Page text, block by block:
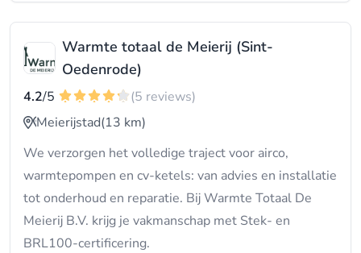
Warmte totaal de Meierij (Sint-
Oedenrode)
4.2/5
(5 reviews)
Meierijstad(13 km)
We verzorgen het volledige traject voor airco,
warmtepompen en cv-ketels: van advies en installatie
tot onderhoud en reparatie. Bij Warmte Totaal De
Meierij B.V. krijg je vakmanschap met Stek- en
BRL100-certificering.